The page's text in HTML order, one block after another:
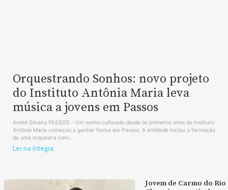
Orquestrando Sonhos: novo projeto
do Instituto Antônia Maria leva
música a jovens em Passos
André Silveira PASSOS - Um sonho cultivado desde os primeiros anos do Instituto
Antônia Maria começou a ganhar forma em Passos. A entidade iniciou a formação
de uma orquestra com...
Ler na íntegra
Jovem de Carmo do Rio